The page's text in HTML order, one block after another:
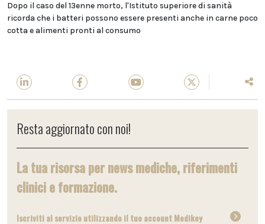
Dopo il caso del 13enne morto, l'Istituto superiore di sanità
ricorda che i batteri possono essere presenti anche in carne poco
cotta e alimenti pronti al consumo
Resta aggiornato con noi!
La tua risorsa per news mediche, riferimenti
clinici e formazione.
Iscriviti al servizio utilizzando il tuo account Medikey